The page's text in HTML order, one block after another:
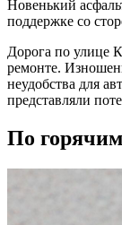
Новенький
поддержке со
Дорога по улице
ремонте.
неудобства для
представляли
По